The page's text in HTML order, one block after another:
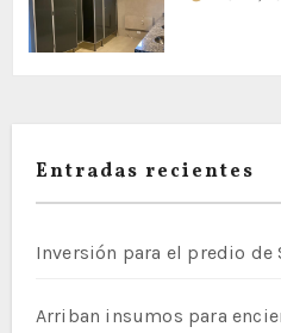
Entradas recientes
Inversión para el predio de
Arriban insumos para